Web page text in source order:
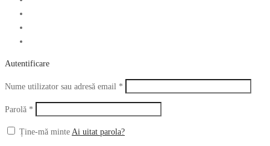
Autentificare
Nume utilizator sau adresă email *
Parolă *
Ține-mă minte Ai uitat parola?